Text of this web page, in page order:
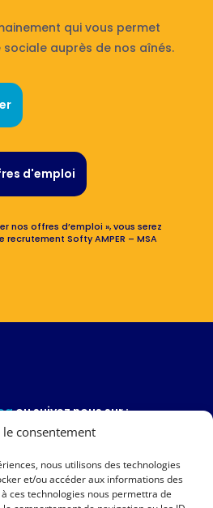
le consentement
nous utilisons des technologies
et/ou accéder aux informations des
ces technologies nous permettra de
qui vous permet
sociale auprès de nos aînés.
d'emploi
nos offres d’emploi », vous serez
Softy AMPER – MSA
ou suivez nous sur :